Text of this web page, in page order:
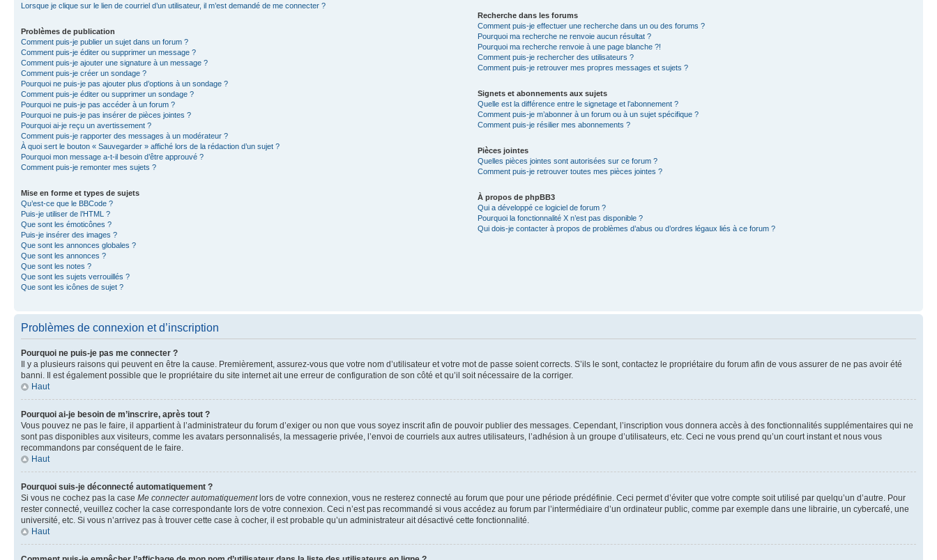
Lorsque je clique sur le lien de courriel d’un utilisateur, il m’est demandé de me connecter ?
Problèmes de publication
Comment puis-je publier un sujet dans un forum ?
Comment puis-je éditer ou supprimer un message ?
Comment puis-je ajouter une signature à un message ?
Comment puis-je créer un sondage ?
Pourquoi ne puis-je pas ajouter plus d’options à un sondage ?
Comment puis-je éditer ou supprimer un sondage ?
Pourquoi ne puis-je pas accéder à un forum ?
Pourquoi ne puis-je pas insérer de pièces jointes ?
Pourquoi ai-je reçu un avertissement ?
Comment puis-je rapporter des messages à un modérateur ?
À quoi sert le bouton « Sauvegarder » affiché lors de la rédaction d’un sujet ?
Pourquoi mon message a-t-il besoin d’être approuvé ?
Comment puis-je remonter mes sujets ?
Mise en forme et types de sujets
Qu’est-ce que le BBCode ?
Puis-je utiliser de l’HTML ?
Que sont les émoticônes ?
Puis-je insérer des images ?
Que sont les annonces globales ?
Que sont les annonces ?
Que sont les notes ?
Que sont les sujets verrouillés ?
Que sont les icônes de sujet ?
Recherche dans les forums
Comment puis-je effectuer une recherche dans un ou des forums ?
Pourquoi ma recherche ne renvoie aucun résultat ?
Pourquoi ma recherche renvoie à une page blanche ?!
Comment puis-je rechercher des utilisateurs ?
Comment puis-je retrouver mes propres messages et sujets ?
Signets et abonnements aux sujets
Quelle est la différence entre le signetage et l’abonnement ?
Comment puis-je m’abonner à un forum ou à un sujet spécifique ?
Comment puis-je résilier mes abonnements ?
Pièces jointes
Quelles pièces jointes sont autorisées sur ce forum ?
Comment puis-je retrouver toutes mes pièces jointes ?
À propos de phpBB3
Qui a développé ce logiciel de forum ?
Pourquoi la fonctionnalité X n’est pas disponible ?
Qui dois-je contacter à propos de problèmes d’abus ou d’ordres légaux liés à ce forum ?
Problèmes de connexion et d’inscription
Pourquoi ne puis-je pas me connecter ?
Il y a plusieurs raisons qui peuvent en être la cause. Premièrement, assurez-vous que votre nom d’utilisateur et votre mot de passe soient corrects. S’ils le sont, contactez le propriétaire du forum afin de vous assurer de ne pas avoir été
banni. Il est également possible que le propriétaire du site internet ait une erreur de configuration de son côté et qu’il soit nécessaire de la corriger.
Haut
Pourquoi ai-je besoin de m’inscrire, après tout ?
Vous pouvez ne pas le faire, il appartient à l’administrateur du forum d’exiger ou non que vous soyez inscrit afin de pouvoir publier des messages. Cependant, l’inscription vous donnera accès à des fonctionnalités supplémentaires qui ne
sont pas disponibles aux visiteurs, comme les avatars personnalisés, la messagerie privée, l’envoi de courriels aux autres utilisateurs, l’adhésion à un groupe d’utilisateurs, etc. Ceci ne vous prend qu’un court instant et nous vous
recommandons par conséquent de le faire.
Haut
Pourquoi suis-je déconnecté automatiquement ?
Si vous ne cochez pas la case Me connecter automatiquementlors de votre connexion, vous ne resterez connecté au forum que pour une période prédéfinie. Ceci permet d’éviter que votre compte soit utilisé par quelqu’un d’autre. Pour
rester connecté, veuillez cocher la case correspondante lors de votre connexion. Ceci n’est pas recommandé si vous accédez au forum par l’intermédiaire d’un ordinateur public, comme par exemple dans une librairie, un cybercafé, une
université, etc. Si vous n’arrivez pas à trouver cette case à cocher, il est probable qu’un administrateur ait désactivé cette fonctionnalité.
Haut